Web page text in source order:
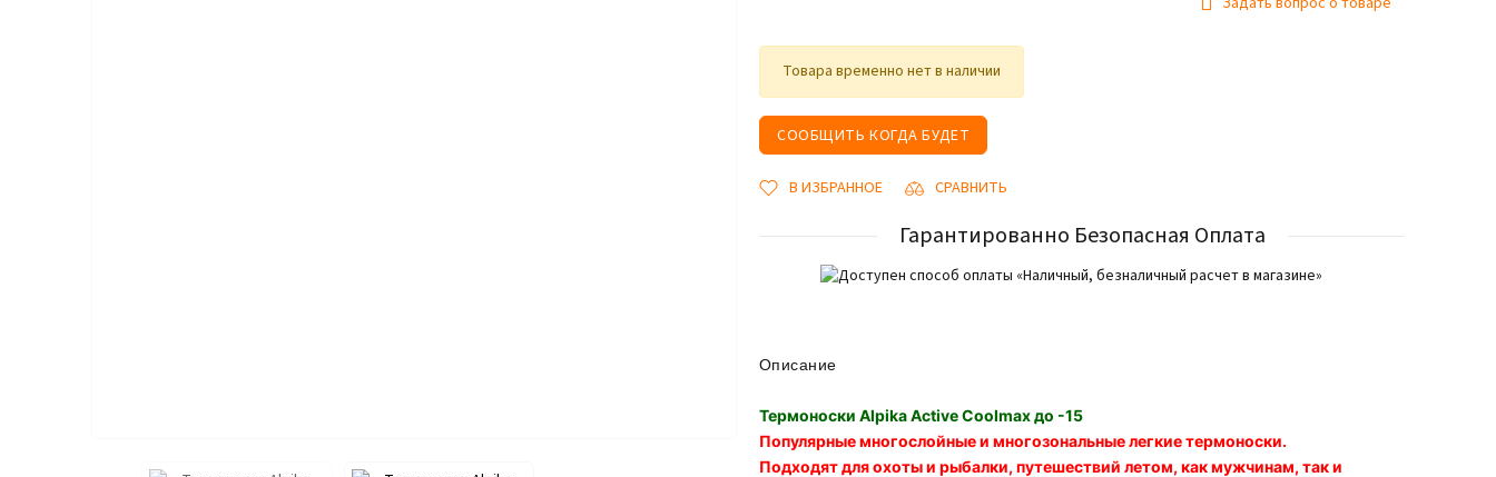
Товара временно нет в наличии
СООБЩИТЬ КОГДА БУДЕТ
В ИЗБРАННОЕ СРАВНИТЬ
Гарантированно Безопасная Оплата
Описание
Термоноски Alpika Active Coolmax до -15
Популярные многослойные и многозональные легкие термоноски.
Подходят для охоты и рыбалки, путешествий летом, как мужчинам, так и